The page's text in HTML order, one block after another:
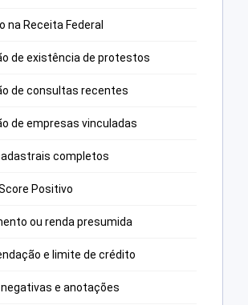
na Receita Federal
de existência de protestos
de consultas recentes
de empresas vinculadas
completos
Positivo
ou renda presumida
e limite de crédito
negativas e anotações